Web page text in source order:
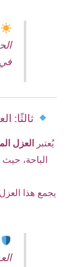
ثالثًا:
يُعتبرالعزل
الباحة، حيث
يجمع هذا العزل